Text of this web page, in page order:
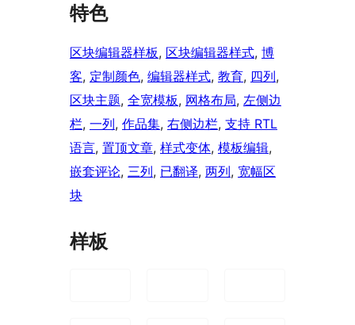
特色
区块编辑器样板, 区块编辑器样式, 博
客, 定制颜色, 编辑器样式, 教育, 四列
区块主题, 全宽模板, 网格布局, 左侧边
栏, 一列, 作品集, 右侧边栏, 支持 RTL
语言, 置顶文章, 样式变体, 模板编辑
嵌套评论, 三列, 已翻译, 两列, 宽幅区
块
样板